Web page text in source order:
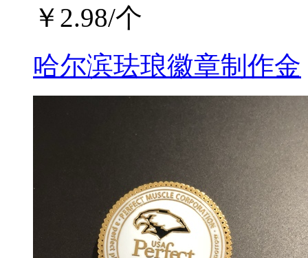
￥ 2.98/个
哈尔滨珐琅徽章制作金